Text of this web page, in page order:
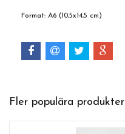
Format: A6 (10,5x14,5 cm)
Fler populära produkter